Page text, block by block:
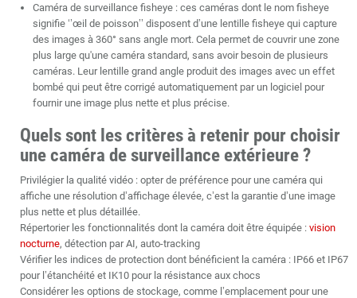
Caméra de surveillance fisheye : ces caméras dont le nom fisheye
signifie ‘’œil de poisson’’ disposent d’une lentille fisheye qui capture
des images à 360° sans angle mort. Cela permet de couvrir une zone
plus large qu'une caméra standard, sans avoir besoin de plusieurs
caméras. Leur lentille grand angle produit des images avec un effet
bombé qui peut être corrigé automatiquement par un logiciel pour
fournir une image plus nette et plus précise.
Quels sont les critères à retenir pour choisir
une caméra de surveillance extérieure ?
Privilégier la qualité vidéo : opter de préférence pour une caméra qui
affiche une résolution d’affichage élevée, c’est la garantie d’une image
plus nette et plus détaillée.
Répertorier les fonctionnalités dont la caméra doit être équipée : vision
nocturne, détection par AI, auto-tracking
Vérifier les indices de protection dont bénéficient la caméra : IP66 et IP67
pour l’étanchéité et IK10 pour la résistance aux chocs
Considérer les options de stockage, comme l’emplacement pour une